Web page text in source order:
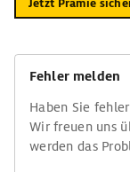
Fehler melden
Haben Sie
Wir freuen uns
werden das